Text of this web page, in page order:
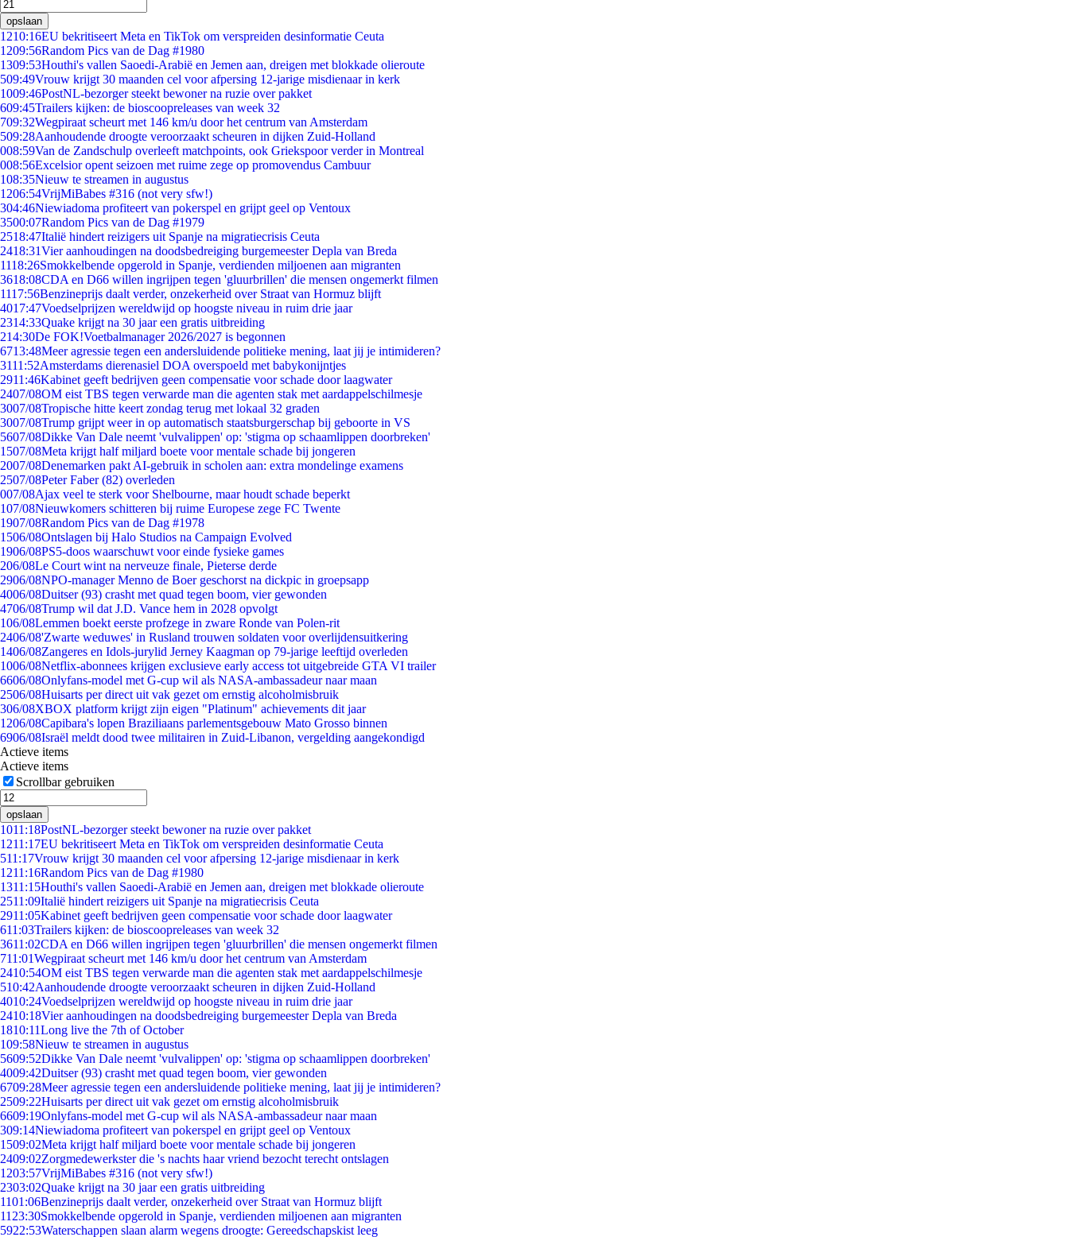
opslaan
1210:16EU bekritiseert Meta en TikTok om verspreiden desinformatie Ceuta
1209:56Random Pics van de Dag #1980
1309:53Houthi's vallen Saoedi-Arabië en Jemen aan, dreigen met blokkade olieroute
509:49Vrouw krijgt 30 maanden cel voor afpersing 12-jarige misdienaar in kerk
1009:46PostNL-bezorger steekt bewoner na ruzie over pakket
609:45Trailers kijken: de bioscoopreleases van week 32
709:32Wegpiraat scheurt met 146 km/u door het centrum van Amsterdam
509:28Aanhoudende droogte veroorzaakt scheuren in dijken Zuid-Holland
008:59Van de Zandschulp overleeft matchpoints, ook Griekspoor verder in Montreal
008:56Excelsior opent seizoen met ruime zege op promovendus Cambuur
108:35Nieuw te streamen in augustus
1206:54VrijMiBabes #316 (not very sfw!)
304:46Niewiadoma profiteert van pokerspel en grijpt geel op Ventoux
3500:07Random Pics van de Dag #1979
2518:47Italië hindert reizigers uit Spanje na migratiecrisis Ceuta
2418:31Vier aanhoudingen na doodsbedreiging burgemeester Depla van Breda
1118:26Smokkelbende opgerold in Spanje, verdienden miljoenen aan migranten
3618:08CDA en D66 willen ingrijpen tegen 'gluurbrillen' die mensen ongemerkt filmen
1117:56Benzineprijs daalt verder, onzekerheid over Straat van Hormuz blijft
4017:47Voedselprijzen wereldwijd op hoogste niveau in ruim drie jaar
2314:33Quake krijgt na 30 jaar een gratis uitbreiding
214:30De FOK!Voetbalmanager 2026/2027 is begonnen
6713:48Meer agressie tegen een andersluidende politieke mening, laat jij je intimideren?
3111:52Amsterdams dierenasiel DOA overspoeld met babykonijntjes
2911:46Kabinet geeft bedrijven geen compensatie voor schade door laagwater
2407/08OM eist TBS tegen verwarde man die agenten stak met aardappelschilmesje
3007/08Tropische hitte keert zondag terug met lokaal 32 graden
3007/08Trump grijpt weer in op automatisch staatsburgerschap bij geboorte in VS
5607/08Dikke Van Dale neemt 'vulvalippen' op: 'stigma op schaamlippen doorbreken'
1507/08Meta krijgt half miljard boete voor mentale schade bij jongeren
2007/08Denemarken pakt AI-gebruik in scholen aan: extra mondelinge examens
2507/08Peter Faber (82) overleden
007/08Ajax veel te sterk voor Shelbourne, maar houdt schade beperkt
107/08Nieuwkomers schitteren bij ruime Europese zege FC Twente
1907/08Random Pics van de Dag #1978
1506/08Ontslagen bij Halo Studios na Campaign Evolved
1906/08PS5-doos waarschuwt voor einde fysieke games
206/08Le Court wint na nerveuze finale, Pieterse derde
2906/08NPO-manager Menno de Boer geschorst na dickpic in groepsapp
4006/08Duitser (93) crasht met quad tegen boom, vier gewonden
4706/08Trump wil dat J.D. Vance hem in 2028 opvolgt
106/08Lemmen boekt eerste profzege in zware Ronde van Polen-rit
2406/08'Zwarte weduwes' in Rusland trouwen soldaten voor overlijdensuitkering
1406/08Zangeres en Idols-jurylid Jerney Kaagman op 79-jarige leeftijd overleden
1006/08Netflix-abonnees krijgen exclusieve early access tot uitgebreide GTA VI trailer
6606/08Onlyfans-model met G-cup wil als NASA-ambassadeur naar maan
2506/08Huisarts per direct uit vak gezet om ernstig alcoholmisbruik
306/08XBOX platform krijgt zijn eigen "Platinum" achievements dit jaar
1206/08Capibara's lopen Braziliaans parlementsgebouw Mato Grosso binnen
6906/08Israël meldt dood twee militairen in Zuid-Libanon, vergelding aangekondigd
Actieve items
Actieve items
Scrollbar gebruiken
opslaan
1011:18PostNL-bezorger steekt bewoner na ruzie over pakket
1211:17EU bekritiseert Meta en TikTok om verspreiden desinformatie Ceuta
511:17Vrouw krijgt 30 maanden cel voor afpersing 12-jarige misdienaar in kerk
1211:16Random Pics van de Dag #1980
1311:15Houthi's vallen Saoedi-Arabië en Jemen aan, dreigen met blokkade olieroute
2511:09Italië hindert reizigers uit Spanje na migratiecrisis Ceuta
2911:05Kabinet geeft bedrijven geen compensatie voor schade door laagwater
611:03Trailers kijken: de bioscoopreleases van week 32
3611:02CDA en D66 willen ingrijpen tegen 'gluurbrillen' die mensen ongemerkt filmen
711:01Wegpiraat scheurt met 146 km/u door het centrum van Amsterdam
2410:54OM eist TBS tegen verwarde man die agenten stak met aardappelschilmesje
510:42Aanhoudende droogte veroorzaakt scheuren in dijken Zuid-Holland
4010:24Voedselprijzen wereldwijd op hoogste niveau in ruim drie jaar
2410:18Vier aanhoudingen na doodsbedreiging burgemeester Depla van Breda
1810:11Long live the 7th of October
109:58Nieuw te streamen in augustus
5609:52Dikke Van Dale neemt 'vulvalippen' op: 'stigma op schaamlippen doorbreken'
4009:42Duitser (93) crasht met quad tegen boom, vier gewonden
6709:28Meer agressie tegen een andersluidende politieke mening, laat jij je intimideren?
2509:22Huisarts per direct uit vak gezet om ernstig alcoholmisbruik
6609:19Onlyfans-model met G-cup wil als NASA-ambassadeur naar maan
309:14Niewiadoma profiteert van pokerspel en grijpt geel op Ventoux
1509:02Meta krijgt half miljard boete voor mentale schade bij jongeren
2409:02Zorgmedewerkster die 's nachts haar vriend bezocht terecht ontslagen
1203:57VrijMiBabes #316 (not very sfw!)
2303:02Quake krijgt na 30 jaar een gratis uitbreiding
1101:06Benzineprijs daalt verder, onzekerheid over Straat van Hormuz blijft
11 23:30Smokkelbende opgerold in Spanje, verdienden miljoenen aan migranten
5922:53Waterschappen slaan alarm wegens droogte: Gereedschapskist leeg